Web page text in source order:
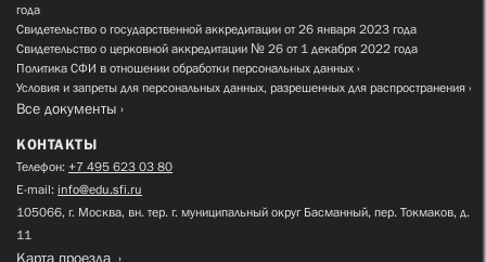
года
Свидетельство о государственной аккредитации от 26 января 2023 года
Свидетельство о церковной аккредитации № 26 от 1 декабря 2022 года
Политика СФИ в отношении обработки персональных данных
Условия и запреты для персональных данных, разрешенных для распространения
Все документы
КОНТАКТЫ
Телефон: +7 495 623 03 80
E-mail: info@edu.sfi.ru
105066, г. Москва, вн. тер. г. муниципальный округ Басманный, пер. Токмаков, д.
11
Карта проезда